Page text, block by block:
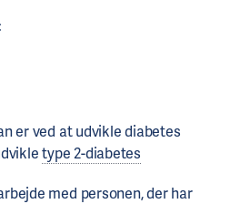
er ved at udvikle diabetes
type 2-diabetes
med personen, der har